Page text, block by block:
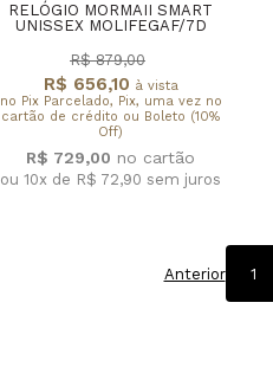
RELÓGIO MORMAII SMART
UNISSEX MOLIFEGAF/7D
R$ 656,10 à vista
no Pix Parcelado, Pix, uma vez no
cartão de crédito ou Boleto (10%
Off)
R$ 879,00
R$ 729,00
ou 10x de R$ 72,90 sem juros
Anterior 1